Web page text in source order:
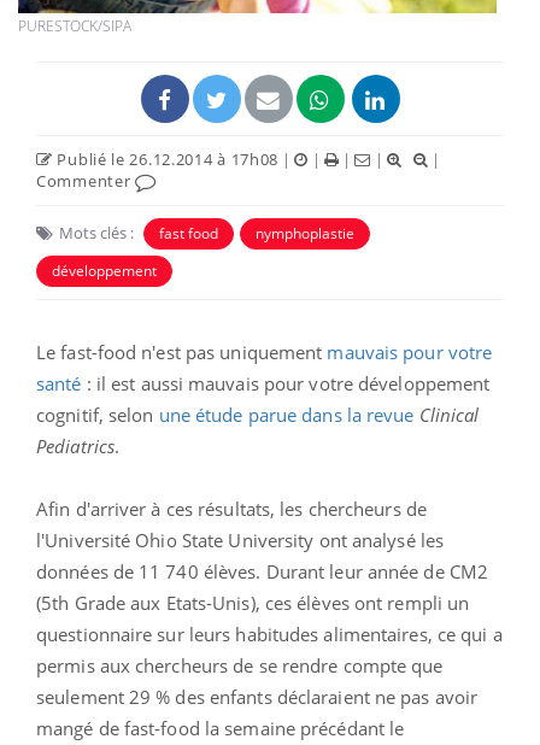
PURESTOCK/SIPA
Publié le 26.12.2014 à 17h08 | | | |
|
Commenter
Mots clés : fast food
nymphoplastie
développement
Le fast-food n'est pas uniquement mauvais pour votre
santé : il est aussi mauvais pour votre développement
cognitif, selon une étude parue dans la revue Clinical
Pediatrics.
Afin d'arriver à ces résultats, les chercheurs de
l'Université Ohio State University ont analysé les
données de 11 740 élèves. Durant leur année de CM2
(5th Grade aux Etats-Unis), ces élèves ont rempli un
questionnaire sur leurs habitudes alimentaires, ce qui a
permis aux chercheurs de se rendre compte que
seulement 29 % des enfants déclaraient ne pas avoir
mangé de fast-food la semaine précédant le